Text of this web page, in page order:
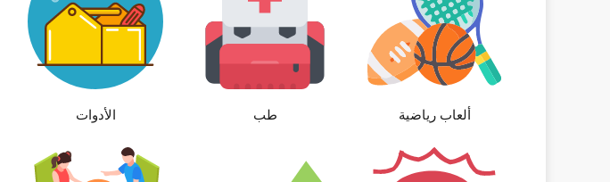
الأدوات طب ألعاب رياضية